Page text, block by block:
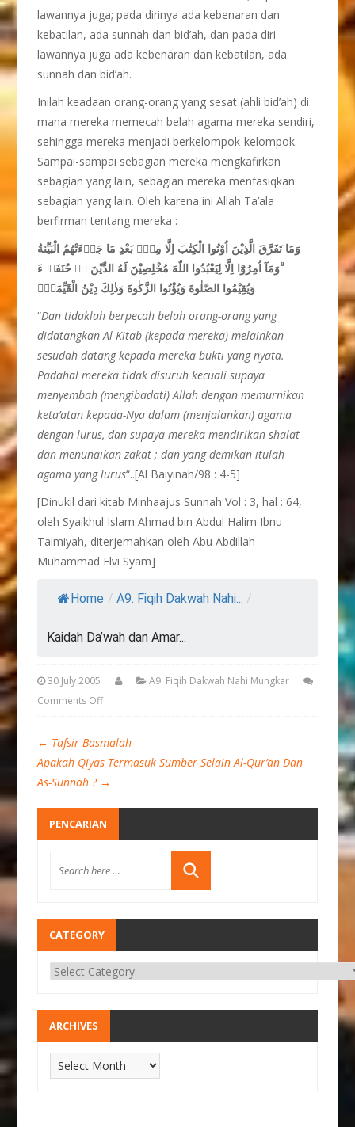
lawannya juga; pada dirinya ada kebenaran dan
kebatilan, ada sunnah dan bid’ah, dan pada diri
lawannya juga ada kebenaran dan kebatilan, ada
sunnah dan bid’ah.
Inilah keadaan orang-orang yang sesat (ahli bid’ah) di
mana mereka memecah belah agama mereka sendiri,
sehingga mereka menjadi berkelompok-kelompok.
Sampai-sampai sebagian mereka mengkafirkan
sebagian yang lain, sebagian mereka menfasiqkan
sebagian yang lain. Oleh karena ini Allah Ta’ala
berfirman tentang mereka :
وَمَا تَفَرَّقَ الَّذِيْنَ اُوْتُوا الْكِتٰبَ اِلَّا مِنْۢ بَعْدِ مَا جَاۤءَتْهُمُ الْبَيِّنَةُ
ۗوَمَآ اُمِرُوْٓا اِلَّا لِيَعْبُدُوا اللّٰهَ مُخْلِصِيْنَ لَهُ الدِّيْنَ ەۙ حُنَفَاۤءَ
“Dan tidaklah berpecah belah orang-orang yang
didatangkan Al Kitab (kepada mereka) melainkan
sesudah datang kepada mereka bukti yang nyata.
Padahal mereka tidak disuruh kecuali supaya
menyembah (mengibadati) Allah dengan memurnikan
keta’atan kepada-Nya dalam (menjalankan) agama
dengan lurus, dan supaya mereka mendirikan shalat
dan menunaikan zakat ; dan yang demikan itulah
agama yang lurus“..[Al Baiyinah/98 : 4-5]
[Dinukil dari kitab Minhaajus Sunnah Vol : 3, hal : 64,
oleh Syaikhul Islam Ahmad bin Abdul Halim Ibnu
Taimiyah, diterjemahkan oleh Abu Abdillah
Muhammad Elvi Syam]
Home / A9. Fiqih Dakwah Nahi... /
Kaidah Da’wah dan Amar...
30 July 2005
A9. Fiqih Dakwah Nahi Mungkar
Comments Off
← Tafsir Basmalah
Apakah Qiyas Termasuk Sumber Selain Al-Qur’an Dan
As-Sunnah ? →
PENCARIAN
CATEGORY
ARCHIVES